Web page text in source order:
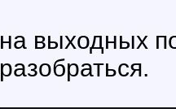
на выходных
разобраться.